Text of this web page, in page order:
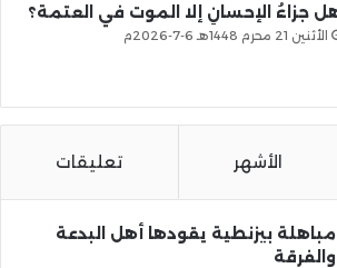
جزاءُ الإحسانِ إلا الموت في العتمة؟
الأثنين 21 محرم 1448هـ 6-7-2026م
الأشهر تعليقات
مباهلة بيزنطية يقودها أهل البدعة
والفرقة